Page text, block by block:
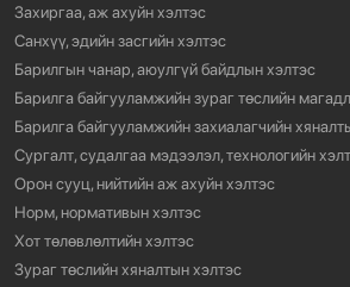
Захиргаа, аж ахуйн хэлтэс
Санхүү, эдийн засгийн хэлтэс
Барилгын чанар, аюулгүй байдлын хэлтэс
Барилга байгууламжийн зураг төслийн
Барилга байгууламжийн захиалагчийн
Сургалт, судалгаа мэдээлэл, технологийн
Орон сууц, нийтийн аж ахуйн хэлтэс
Норм, нормативын хэлтэс
Хот төлөвлөлтийн хэлтэс
Зураг төслийн хяналтын хэлтэс